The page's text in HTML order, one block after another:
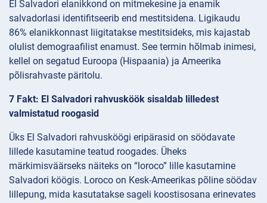
El Salvadori elanikkond on mitmekesine ja enamik
salvadorlasi identifitseerib end mestitsidena. Ligikaudu
86% elanikkonnast liigitatakse mestitsideks, mis kajastab
olulist demograafilist enamust. See termin hõlmab inimesi,
kellel on segatud Euroopa (Hispaania) ja Ameerika
põlisrahvaste päritolu.
7 Fakt: El Salvadori rahvusköök sisaldab lilledest
valmistatud roogasid
Üks El Salvadori rahvusköögi eripärasid on söödavate
lillede kasutamine teatud roogades. Üheks
märkimisväärseks näiteks on “loroco” lille kasutamine
Salvadori köögis. Loroco on Kesk-Ameerikas põline söödav
lillepung, mida kasutatakse sageli koostisosana erinevates